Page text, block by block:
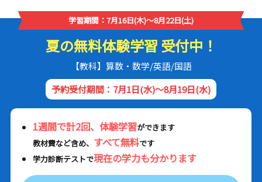
学習期間：7月16日(木)～8月22日(土)
夏の無料体験学習 受付中！
【教科】算数・数学/英語/国語
予約受付期間：7月1日(水)～8月19日(水)
1週間で計2回、体験学習ができます
教材費など含め、 すべて無料です
学力診断テストで現在の学力も分かります